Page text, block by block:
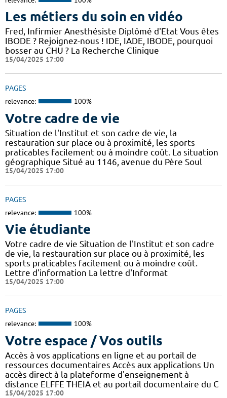
Les métiers du soin en vidéo
Fred, Infirmier Anesthésiste Diplômé d'Etat Vous êtes
IBODE ? Rejoignez-nous ! IDE, IADE, IBODE, pourquoi
bosser au CHU ? La Recherche Clinique
15/04/2025 17:00
PAGES
relevance: 100%
Votre cadre de vie
Situation de l'Institut et son cadre de vie, la
restauration sur place ou à proximité, les sports
praticables facilement ou à moindre coût. La situation
géographique Situé au 1146, avenue du Père Soul
15/04/2025 17:00
PAGES
relevance: 100%
Vie étudiante
Votre cadre de vie Situation de l'Institut et son cadre
de vie, la restauration sur place ou à proximité, les
sports praticables facilement ou à moindre coût.
Lettre d'information La lettre d'Informat
15/04/2025 17:00
PAGES
relevance: 100%
Votre espace / Vos outils
Accès à vos applications en ligne et au portail de
ressources documentaires Accès aux applications Un
accès direct à la plateforme d'enseignement à
distance ELFFE THEIA et au portail documentaire du C
15/04/2025 17:00